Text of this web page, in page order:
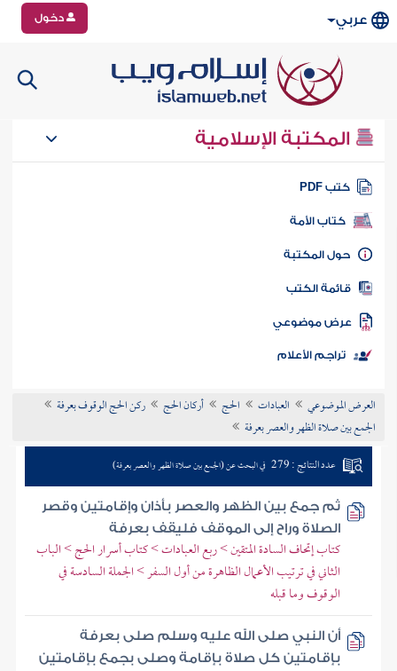
عربي دخول
المكتبة الإسلامية
كتب PDF
كتاب الأمة
المكتبة
الكتب
موضوعي
تراجم الأعلام
العرض الموضوعي العبادات الحج أركان الحج
ركن الحج الوقوف بعرفة
الجمع بين صلاة الظهر والعصر بعرفة
عدد النتائج : 279 في البحث عن (الجمع بين صلاة الظهر والعصر بعرفة)
ثم جمع بين الظهر والعصر بأذان وإقامتين وقصر
الصلاة وراح إلى الموقف فليقف بعرفة
كتاب إتحاف السادة المتقين > ربع العبادات > كتاب أسرار الحج > الباب
الثاني في ترتيب الأعمال الظاهرة من أول السفر > الجملة السادسة في
الوقوف وما قبله
أن النبي صلى الله عليه وسلم صلى بعرفة
بإقامتين كل صلاة بإقامة وصلى بجمع بإقامتين